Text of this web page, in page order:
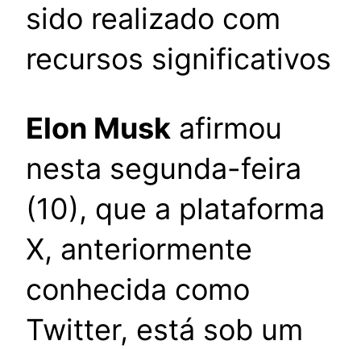
sido realizado com
recursos significativos
Elon Musk afirmou
nesta segunda-feira
(10), que a plataforma
X, anteriormente
conhecida como
Twitter, está sob um